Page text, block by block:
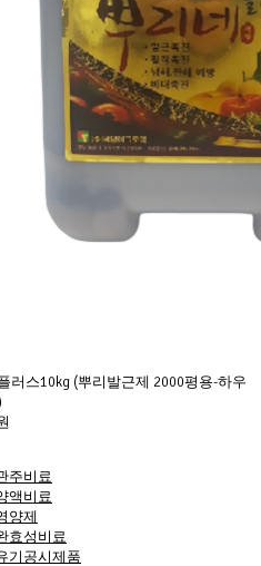
러스10kg (뿌리발근제 2000평용-하우
주비료
액비료
양제
효성비료
기공시제품